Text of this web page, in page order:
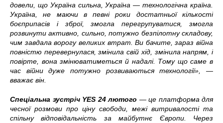
довели, що Україна сильна, Україна — технологічна країна.
Україна, не маючи в певні роки достатньої кількості
боєприпасів і зброї, змогла перегрупуватися, змогла
розвинути активно, сильно, потужно безпілотну складову,
чим завдала ворогу великих втрат. Ви бачите, зараз війна
повністю перевернулася, змінила свій хід, змінила напрям, і
повірте, вона змінюватиметься й надалі. Тому що саме в
час війни дуже потужно розвиваються технології», —
вважає він.
Спеціальна зустріч YES 24 лютого — це платформа для
чесної розмови про ціну свободи, межі витривалості та
спільну відповідальність за майбутнє Європи. Через